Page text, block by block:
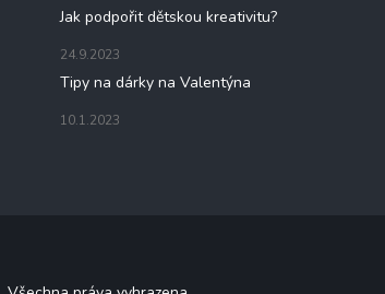
Jak podpořit dětskou kreativitu?
24.9.2023
Tipy na dárky na Valentýna
10.1.2023